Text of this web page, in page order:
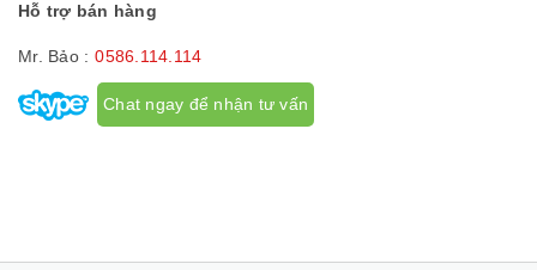
Hỗ trợ bán hàng
Mr. Bảo : 0586.114.114
Chat ngay để nhận tư vấn